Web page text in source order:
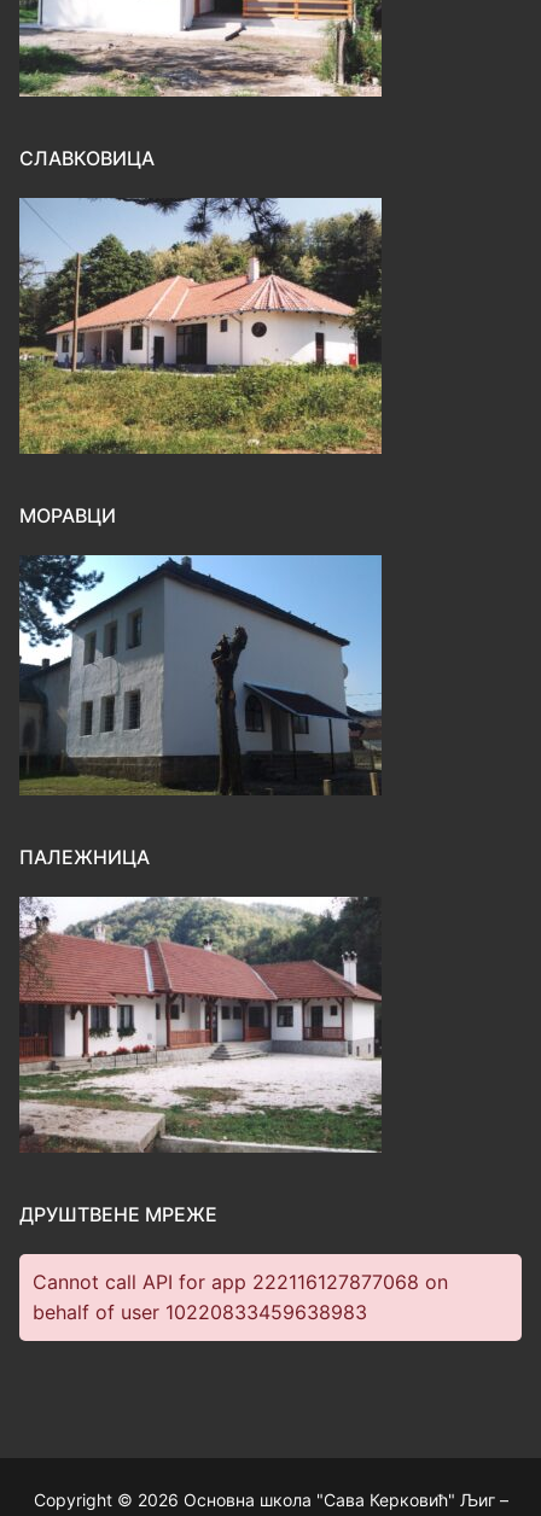
СЛАВКОВИЦА
МОРАВЦИ
ПАЛЕЖНИЦА
ДРУШТВЕНЕ МРЕЖЕ
Cannot call API for app 222116127877068 on
behalf of user 10220833459638983
Copyright © 2026 Основна школа "Сава Керковић" Љиг –